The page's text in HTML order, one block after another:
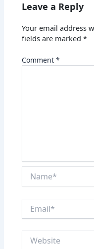
Leave a Reply
Your email address
fields are marked*
Comment*